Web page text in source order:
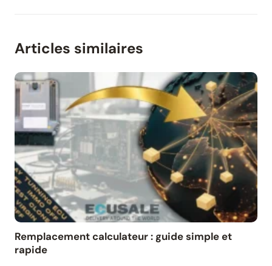
Articles similaires
Remplacement calculateur : guide simple et
rapide